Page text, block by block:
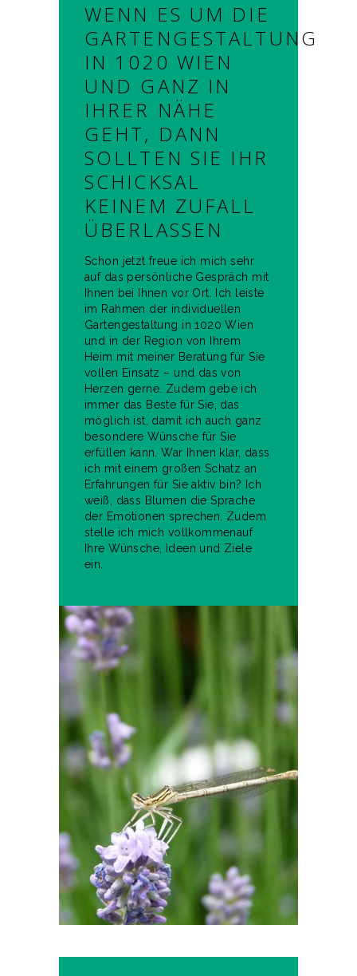
WENN ES UM DIE
GARTENGESTALTUNG
IN 1020 WIEN
UND GANZ IN
IHRER NÄHE
GEHT, DANN
SOLLTEN SIE IHR
SCHICKSAL
KEINEM ZUFALL
ÜBERLASSEN
Schon jetzt freue ich mich sehr
auf das persönliche Gespräch mit
Ihnen bei Ihnen vor Ort. Ich leiste
im Rahmen der individuellen
Gartengestaltung in 1020 Wien
und in der Region von Ihrem
Heim mit meiner Beratung für Sie
vollen Einsatz – und das von
Herzen gerne. Zudem gebe ich
immer das Beste für Sie, das
möglich ist, damit ich auch ganz
besondere Wünsche für Sie
erfüllen kann. War Ihnen klar, dass
ich mit einem großen Schatz an
Erfahrungen für Sie aktiv bin? Ich
weiß, dass Blumen die Sprache
der Emotionen sprechen. Zudem
stelle ich mich vollkommenauf
Ihre Wünsche, Ideen und Ziele
ein.